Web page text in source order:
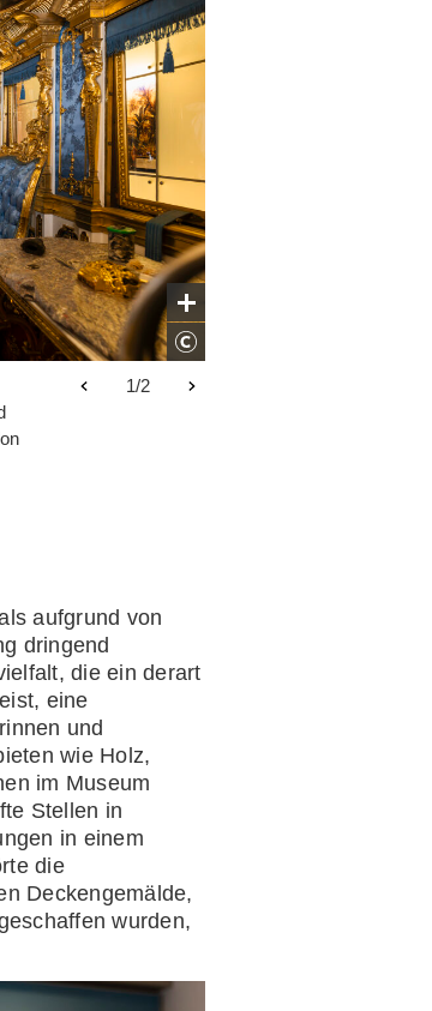
1/2
1/2
aufgrund von
dringend
die ein derart
eine
und
wie Holz,
im Museum
Stellen in
in einem
die
Deckengemälde,
wurden,